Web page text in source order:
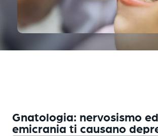
Gnatologia: nervosismo ed
emicrania ti causano